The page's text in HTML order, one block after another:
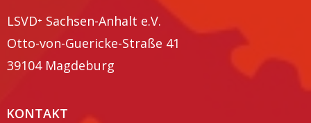
LSVD⁺ Sachsen-Anhalt e.V.
Otto-von-Guericke-Straße 41
39104 Magdeburg
KONTAKT